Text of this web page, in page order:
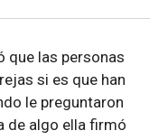
que las personas
si es que han
le preguntaron
de algo ella firmó